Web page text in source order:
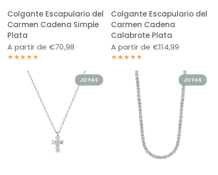
Colgante Escapulario del
Carmen Cadena Simple
Plata
A partir de €70,98
Colgante Escapulario del
Carmen Cadena
Calabrote Plata
A partir de €114,99
JOYAS JOYAS